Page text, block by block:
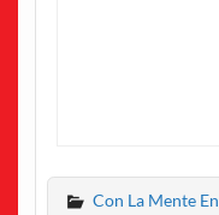
Con La Mente